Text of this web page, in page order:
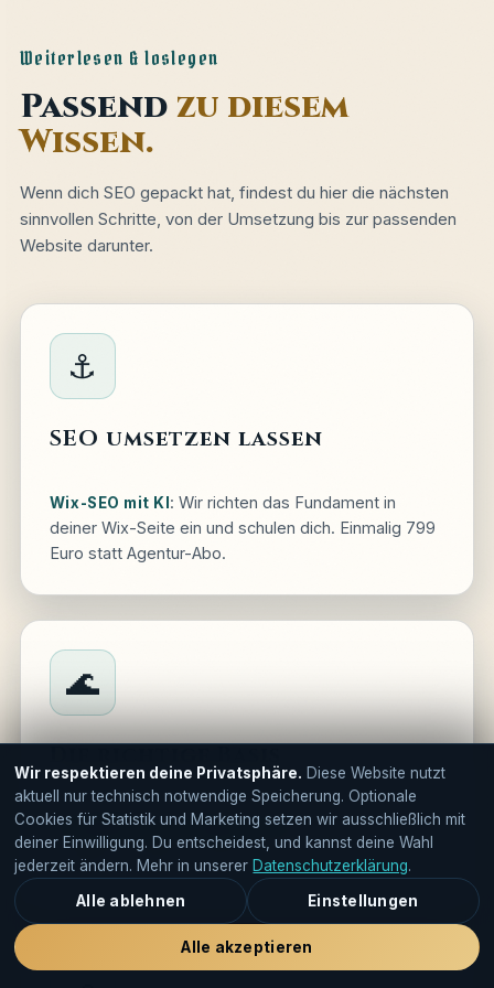
Weiterlesen & loslegen
Passend zu diesem
Wissen.
Wenn dich SEO gepackt hat, findest du hier die nächsten
sinnvollen Schritte, von der Umsetzung bis zur passenden
Website darunter.
⚓
SEO umsetzen lassen
Wix-SEO mit KI : Wir richten das Fundament in
deiner Wix-Seite ein und schulen dich. Einmalig 799
Euro statt Agentur-Abo.
🌊
Die richtige Basis
Wix-Website erstellen lassen: SEO braucht ein
technisch sauberes Schiff. Wir bauen dir das
Fundament, das gut rankt.
Wir respektieren deine Privatsphäre. Diese Website nutzt
aktuell nur technisch notwendige Speicherung. Optionale
Cookies für Statistik und Marketing setzen wir ausschließlich mit
deiner Einwilligung. Du entscheidest, und kannst deine Wahl
jederzeit ändern. Mehr in unserer Datenschutzerklärung.
Alle ablehnen
Einstellungen
Alle akzeptieren